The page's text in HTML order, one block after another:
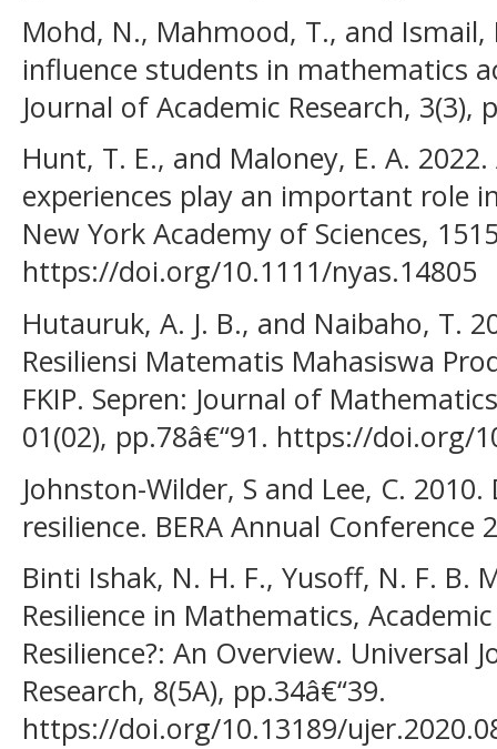
Mohd, N., Mahmood, T., and
influence students in mathematics
Journal of Academic Research, 3(3),
Hunt, T. E., and Maloney, E. A.
experiences play an important role
New York Academy of Sciences,
https://doi.org/10.1111/nyas.14805
Hutauruk, A. J. B., and Naibaho, T.
Resiliensi Matematis Mahasiswa
FKIP. Sepren: Journal of
01(02), pp.78â€“91. https://doi.org/
Johnston-Wilder, S and Lee, C.
resilience. BERA Annual
Binti Ishak, N. H. F., Yusoff, N. F. B.
Resilience in Mathematics,
Resilience?: An Overview. Universal
Research, 8(5A), pp.34â€“39.
https://doi.org/10.13189/